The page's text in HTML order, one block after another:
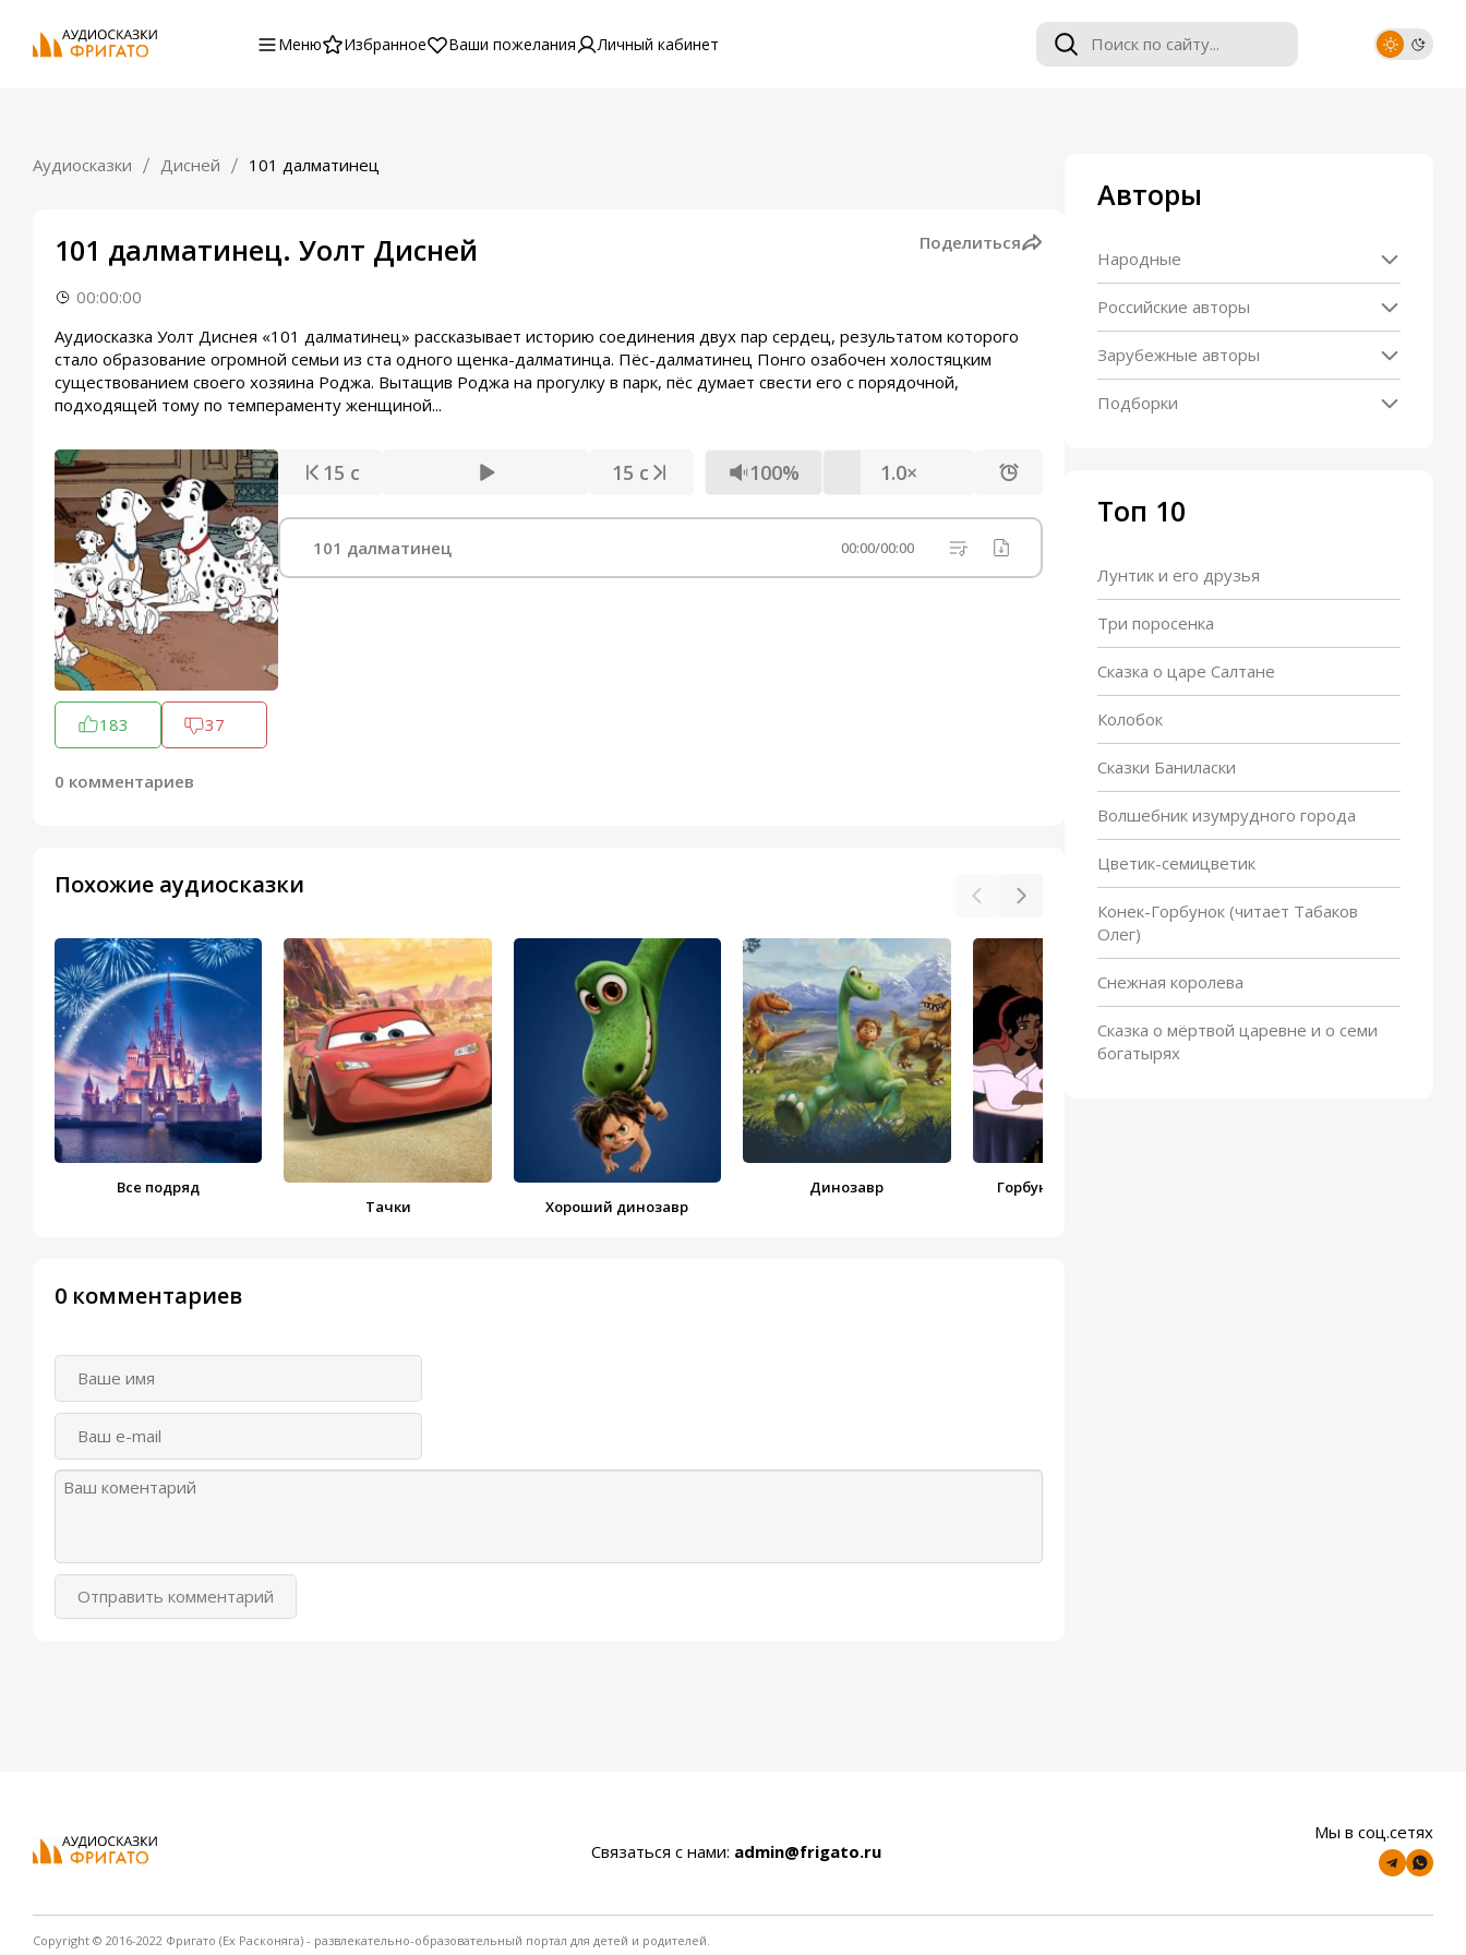
Меню Избранное Ваши пожелания Личный кабинет
Аудиосказки Дисней 101 далматинец
101 далматинец. Уолт Дисней Поделиться
00:00:00
Аудиосказка Уолт Диснея «101 далматинец» рассказывает историю соединения двух пар сердец, результатом которого
стало образование огромной семьи из ста одного щенка-далматинца. Пёс-далматинец Понго озабочен холостяцким
существованием своего хозяина Роджа. Вытащив Роджа на прогулку в парк, пёс думает свести его с порядочной,
подходящей тому по темпераменту женщиной...
183 37
0 комментариев
15 с 15 с 100% 1.0×
101 далматинец 00:00/00:00
Похожие аудиосказки
Все подряд
Тачки
Хороший динозавр
Динозавр Горбун из Нотр-Дама
Чип, Дейл и маленький
0 комментариев
Отправить комментарий
Авторы
Народные
Российские авторы
Зарубежные авторы
Подборки
Топ 10
Лунтик и его друзья
Три поросенка
Сказка о царе Салтане
Колобок
Сказки Баниласки
Волшебник изумрудного города
Цветик-семицветик
Конек-Горбунок (читает Табаков
Олег)
Снежная королева
Сказка о мёртвой царевне и о семи
богатырях
Связаться с нами: admin@frigato.ru
Мы в соц.сетях
Copyright © 2016-2022 Фригато (Ex Расконяга) - развлекательно-образовательный портал для детей и родителей.